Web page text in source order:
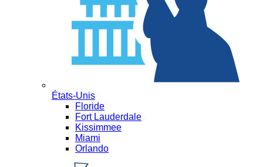
États-Unis
Floride
Fort Lauderdale
Kissimmee
Miami
Orlando